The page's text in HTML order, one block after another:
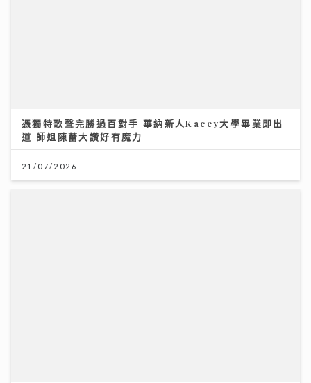
憑獨特歌聲完勝過百對手 華納新人Kacey大學畢業即出
道 師姐陳蕾大讚好有魔力
21/07/2026